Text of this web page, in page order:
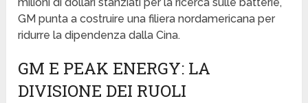
GM punta a costruire una filiera nordamericana per
ridurre la dipendenza dalla Cina.
GM E PEAK ENERGY: LA
DIVISIONE DEI RUOLI